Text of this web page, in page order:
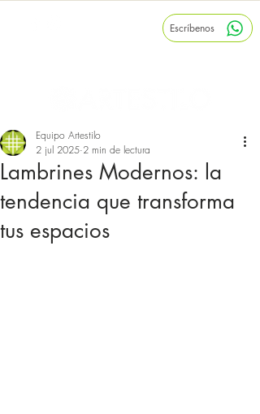
Escríbenos
Lambrines Modernos: la
tendencia que transforma
tus espacios
Equipo Artestilo
2 jul 2025 2 min de lectura